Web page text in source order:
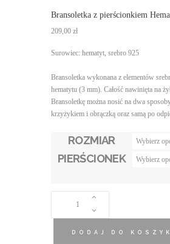
Bransoletka z pierścionkiem
209,00 zł
Surowiec: hematyt, srebro 925
Bransoletka wykonana z elementów
hematytu (3 mm). Całość nawinięta na
Bransoletkę można nosić na dwa
krzyżykiem i obrączką oraz samą po
ROZMIAR
PIERŚCIONEK
BRANSOLETKA
Z
PIERŚCIONKIEM
DODAJ DO